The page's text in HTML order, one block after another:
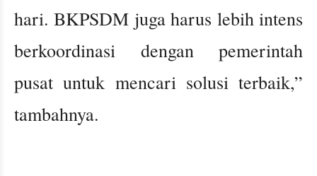
hari. BKPSDM juga harus lebih intens
berkoordinasi dengan pemerintah
pusat untuk mencari solusi terbaik,”
tambahnya.